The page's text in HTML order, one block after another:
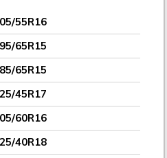
55R16
65R15
65R15
45R17
60R16
40R18